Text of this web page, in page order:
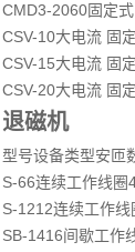
CMD3-2060固定
CSV-10大电流 固
CSV-15大电流 固
CSV-20大电流 固
退磁机
型号设备类型安匝
S-66连续工作线圈
S-1212连续工作线
SB-1416间歇工作